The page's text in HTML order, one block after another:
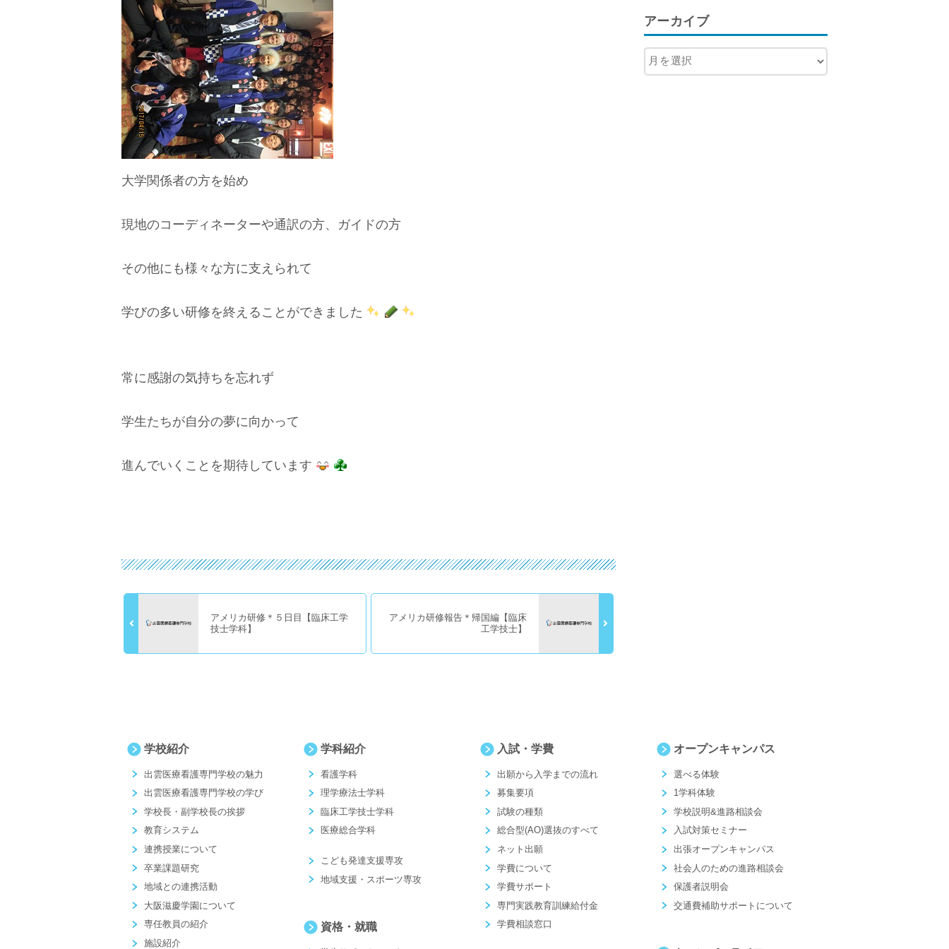
大学関係者の方を始め
現地のコーディネーターや通訳の方、ガイドの方
その他にも様々な方に支えられて
学びの多い研修を終えることができました
常に感謝の気持ちを忘れず
学生たちが自分の夢に向かって
進んでいくことを期待しています
アメリカ研修＊５日目【臨床工学
技士学科】
アメリカ研修報告＊帰国編【臨床
工学技士】
アーカイブ
学校紹介
出雲医療看護専門学校の魅力
出雲医療看護専門学校の学び
学校長・副学校長の挨拶
教育システム
連携授業について
卒業課題研究
地域との連携活動
大阪滋慶学園について
専任教員の紹介
施設紹介
学科紹介
看護学科
理学療法士学科
臨床工学技士学科
医療総合学科
こども発達支援専攻
地域支援・スポーツ専攻
資格・就職
入試・学費
出願から入学までの流れ
募集要項
試験の種類
総合型(AO)選抜のすべて
ネット出願
学費について
学費サポート
専門実践教育訓練給付金
学費相談窓口
オープンキャンパス
選べる体験
1学科体験
学校説明&進路相談会
入試対策セミナー
出張オープンキャンパス
社会人のための進路相談会
保護者説明会
交通費補助サポートについて